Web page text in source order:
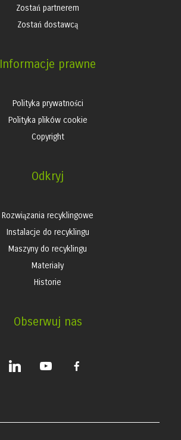
Zostań partnerem
Zostań dostawcą
Informacje prawne
Polityka prywatności
Polityka plików cookie
Copyright
Odkryj
Rozwiązania recyklingowe
Instalacje do recyklingu
Maszyny do recyklingu
Materiały
Historie
Obserwuj nas
linkedin youtube
facebook-